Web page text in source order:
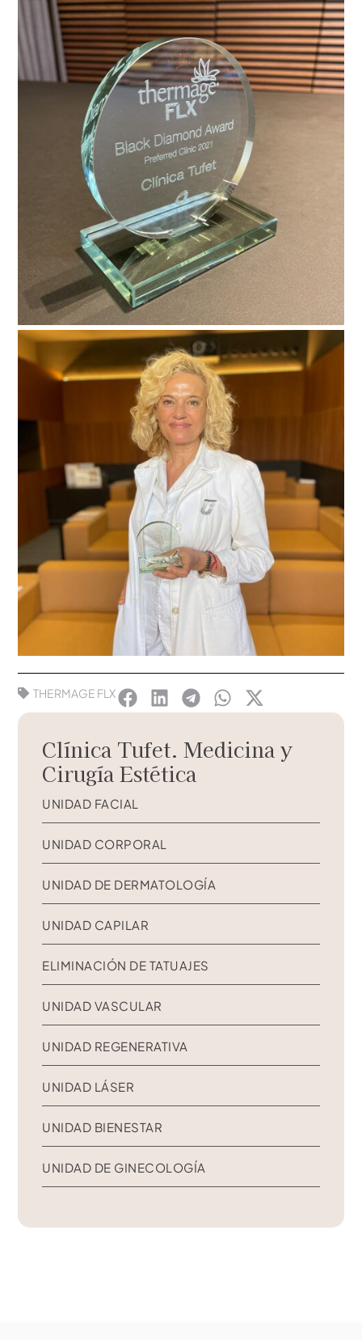
THERMAGE FLX
Clínica Tufet. Medicina y
Cirugía Estética
UNIDAD FACIAL
UNIDAD CORPORAL
UNIDAD DE DERMATOLOGÍA
UNIDAD CAPILAR
ELIMINACIÓN DE TATUAJES
UNIDAD VASCULAR
UNIDAD REGENERATIVA
UNIDAD LÁSER
UNIDAD BIENESTAR
UNIDAD DE GINECOLOGÍA